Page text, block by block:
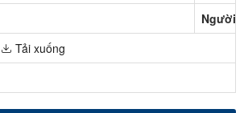
Người
Tải xuống